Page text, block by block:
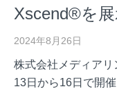
Xscend®を
2024年8月26日
株式会社メディアリ
13日から16日で開